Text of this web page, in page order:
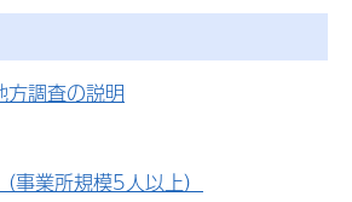
方調査の説明
事業所規模5人以上）